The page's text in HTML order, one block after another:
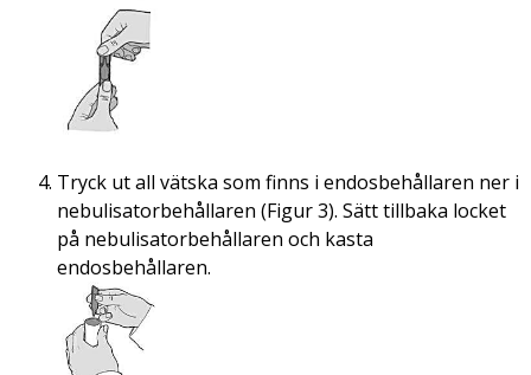
Tryck ut all vätska som finns i endosbehållaren ner i
nebulisatorbehållaren (Figur 3). Sätt tillbaka locket
på nebulisatorbehållaren och kasta
endosbehållaren.